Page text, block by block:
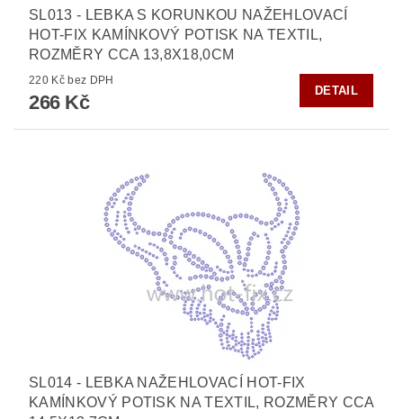
SL013 - LEBKA S KORUNKOU NAŽEHLOVACÍ
HOT-FIX KAMÍNKOVÝ POTISK NA TEXTIL,
ROZMĚRY CCA 13,8X18,0CM
220 Kč bez DPH
266 Kč
DETAIL
SL014 - LEBKA NAŽEHLOVACÍ HOT-FIX
KAMÍNKOVÝ POTISK NA TEXTIL, ROZMĚRY CCA